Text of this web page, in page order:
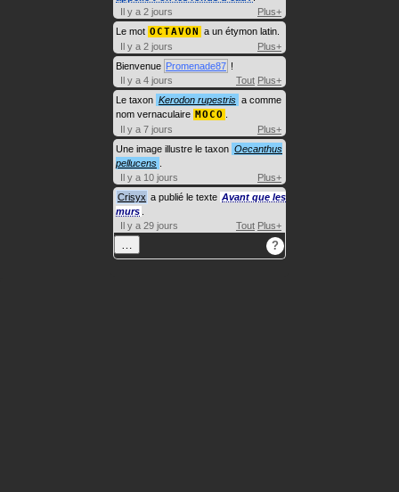
Il y a 2 jours
Plus+
Le mot OCTAVON a un étymon latin.
Il y a 2 jours
Plus+
Bienvenue Promenade87 !
Il y a 4 jours
Tout Plus+
Le taxon Kerodon rupestris a comme
nom vernaculaire MOCO
Il y a 7 jours
Plus+
Une image illustre le taxon Oecanthus
pellucens
Il y a 10 jours
Plus+
Crisyx a publié le texte Avant que les
murs
Il y a 29 jours
Tout Plus+
… ?